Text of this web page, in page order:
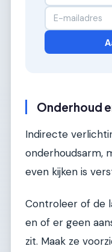
Onderhoud
Indirecte
onderhoudsarm,
even kijken is
Controleer of de
en of er geen
zit. Maak ze